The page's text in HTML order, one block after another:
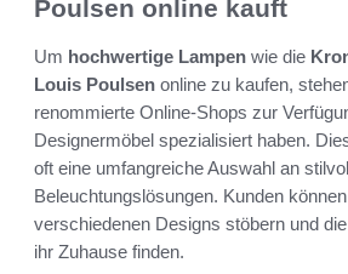
Poulsen online kauft
Um hochwertige Lampen wie die
Louis Poulsen online zu kaufen,
renommierte Online-Shops zur
Designermöbel spezialisiert haben.
oft eine umfangreiche Auswahl an
Beleuchtungslösungen. Kunden
verschiedenen Designs stöbern und
ihr Zuhause finden.